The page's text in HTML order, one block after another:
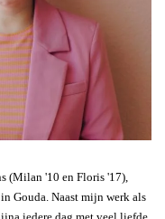
(Milan '10 en Floris '17),
Gouda. Naast mijn werk als